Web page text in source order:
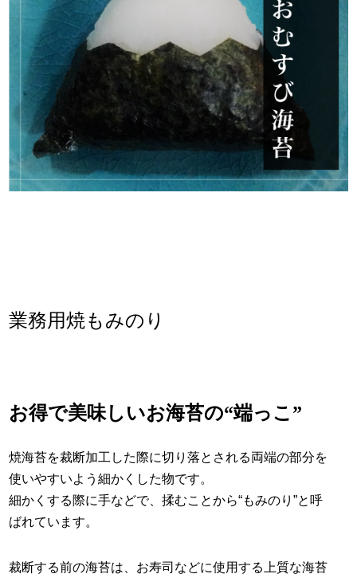
業務用焼もみのり
お得で美味しいお海苔の“端っこ”
焼海苔を裁断加工した際に切り落とされる両端の部分を
使いやすいよう細かくした物です。
細かくする際に手などで、揉むことから“もみのり”と呼
ばれています。
裁断する前の海苔は、お寿司などに使用する上質な海苔